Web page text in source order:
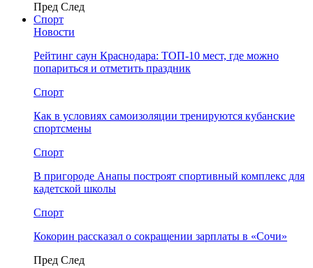
Пред След
Спорт
Новости
Рейтинг саун Краснодара: ТОП-10 мест, где можно
попариться и отметить праздник
Спорт
Как в условиях самоизоляции тренируются кубанские
спортсмены
Спорт
В пригороде Анапы построят спортивный комплекс для
кадетской школы
Спорт
Кокорин рассказал о сокращении зарплаты в «Сочи»
Пред След